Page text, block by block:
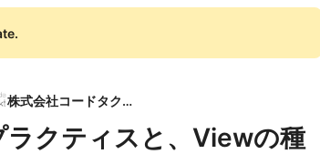
株式会社コードタクト
クティスと、Viewの種